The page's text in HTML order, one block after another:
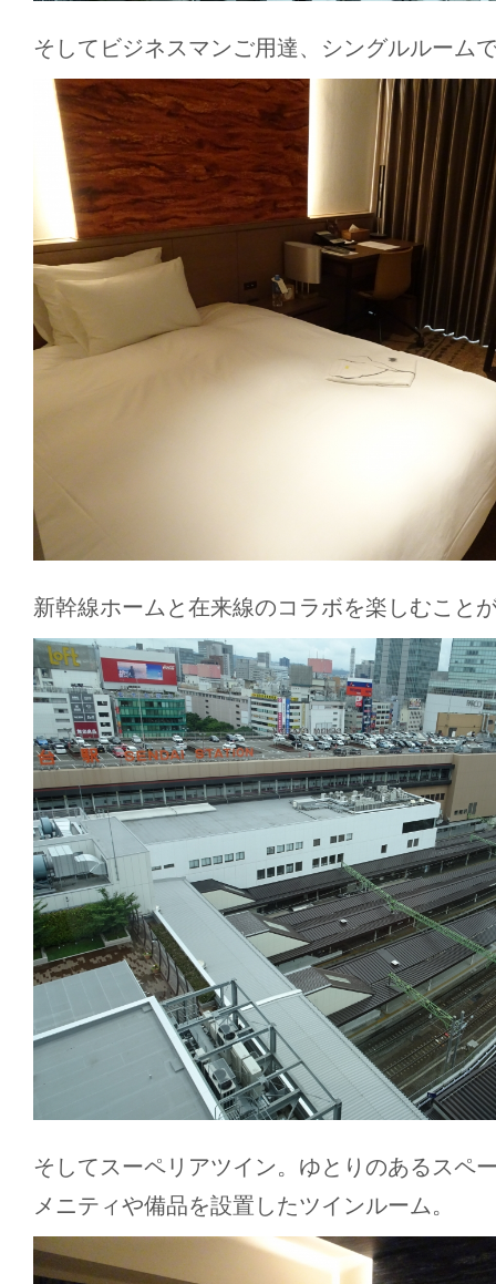
そしてビジネスマンご用達、シングルルーム
新幹線ホームと在来線のコラボを楽しむこと
そしてスーペリアツイン。ゆとりのあるスペ
メニティや備品を設置したツインルーム。